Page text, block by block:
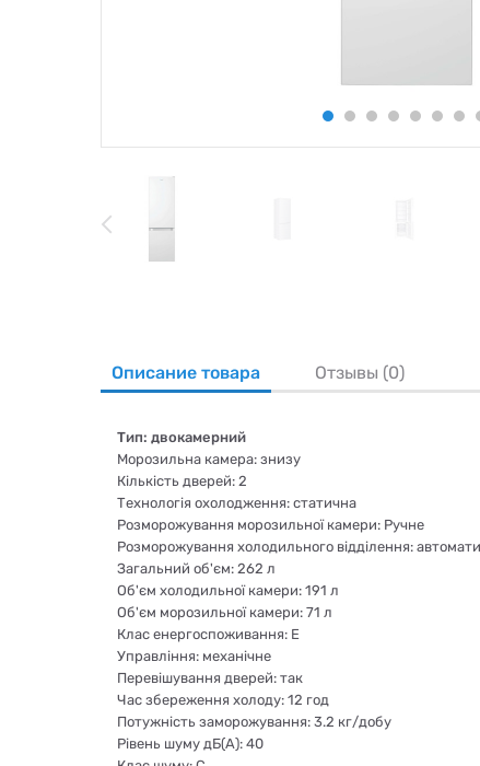
Описание товара Отзывы (0)
Тип: двокамерний
Морозильна камера: знизу
Кількість дверей: 2
Технологія охолодження: статична
Розморожування морозильної камери: Ручне
Розморожування холодильного відділення:
Загальний об'єм: 262 л
Об'єм холодильної камери: 191 л
Об'єм морозильної камери: 71 л
Клас енергоспоживання: E
Управління: механічне
Перевішування дверей: так
Час збереження холоду: 12 год
Потужність заморожування: 3.2 кг/добу
Рівень шуму дБ(А): 40